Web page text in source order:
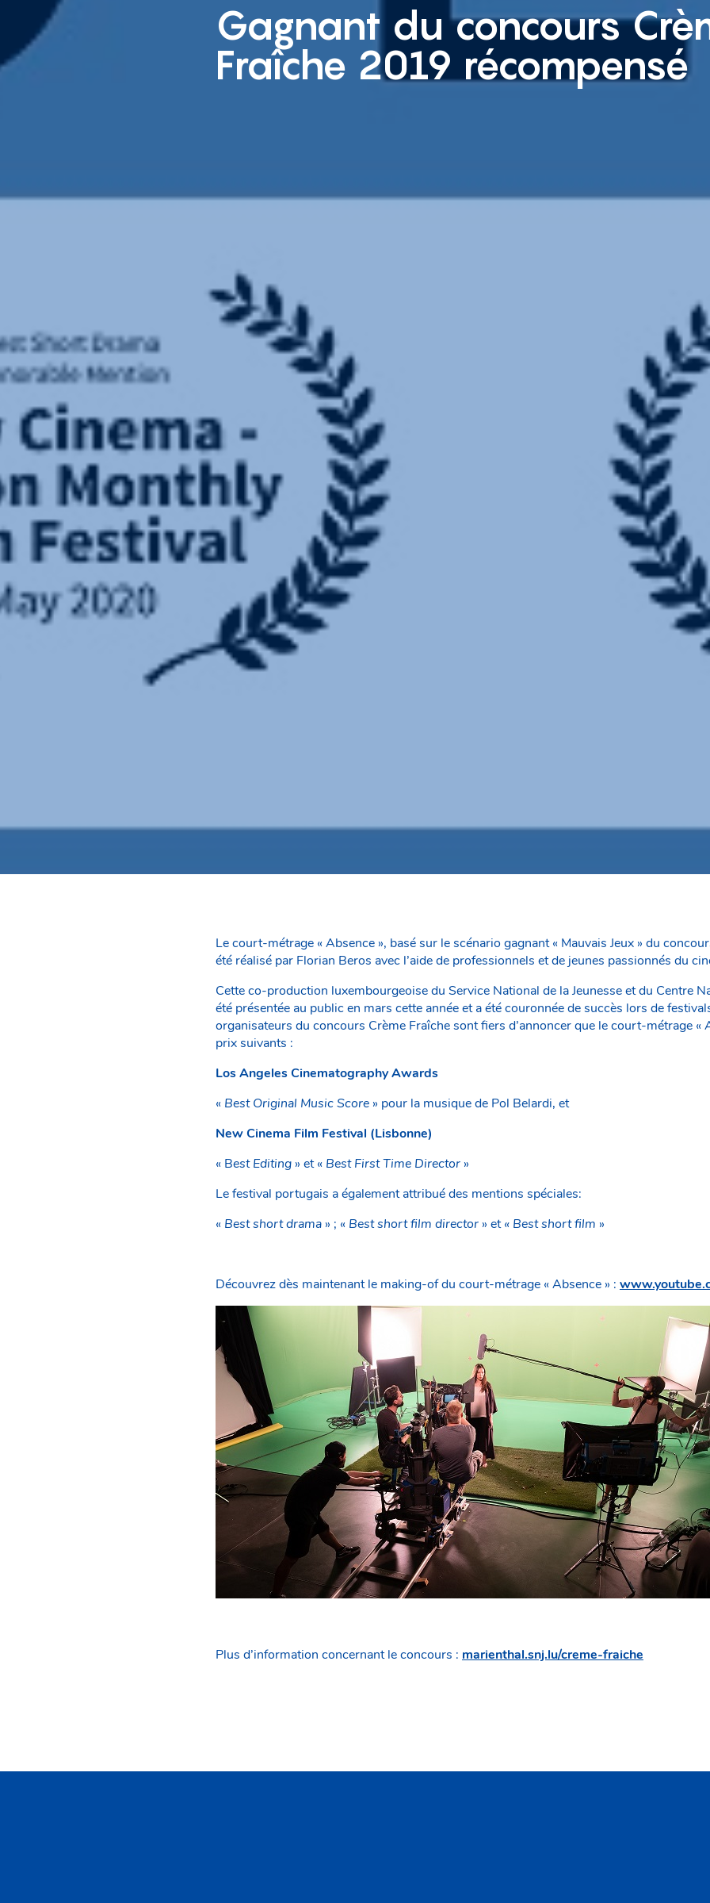
Gagnant du concours
Fraîche 2019 récompensé
Le court-métrage « Absence », basé sur le scénario gagnant « Mauvais Jeux » du
été réalisé par Florian Beros avec l’aide de professionnels et de jeunes passionnés du
Cette co-production luxembourgeoise du Service National de la Jeunesse et du Centre
été présentée au public en mars cette année et a été couronnée de succès lors de
organisateurs du concours Crème Fraîche sont fiers d’annoncer que le court-métrage «
prix suivants :
Los Angeles Cinematography Awards
« Best Original Music Score » pour la musique de Pol Belardi, et
New Cinema Film Festival (Lisbonne)
« Best Editing » et « Best First Time Director »
Le festival portugais a également attribué des mentions spéciales:
« Best short drama » ; « Best short film director » et« Best short film »
Découvrez dès maintenant le making-of du court-métrage « Absence » :
Plus d’information concernant le concours : marienthal.snj.lu/creme-fraiche